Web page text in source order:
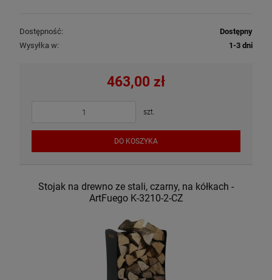
Dostępność:
Dostępny
Wysyłka w:
1-3 dni
463,00 zł
szt.
DO KOSZYKA
Stojak na drewno ze stali, czarny, na kółkach -
ArtFuego K-3210-2-CZ